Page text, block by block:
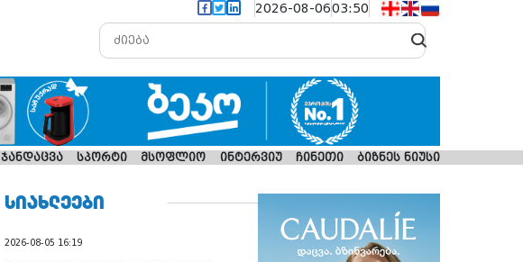
2026-08-0603:50
ჯანდაცვა სპორტი მსოფლიო ინტერვიუ ჩინეთი ბიზნეს ნიუსი
ᲡᲘᲐᲮᲚᲔᲔᲑᲘ
2026-08-05 16:19